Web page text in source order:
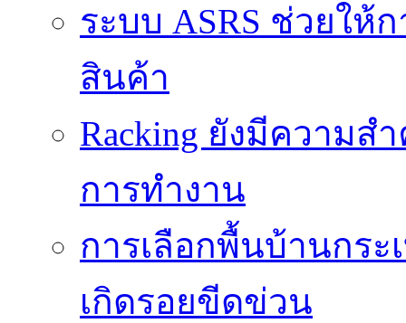
ระบบ ASRS ช่วยให้
สินค้า
Racking ยังมีความ
การทำงาน
การเลือกพื้นบ้านกร
เกิดรอยขีดข่วน